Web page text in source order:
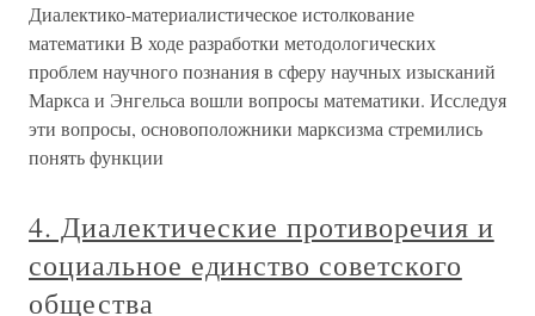
Диалектико-материалистическое истолкование
математики В ходе разработки методологических
проблем научного познания в сферу научных изысканий
Маркса и Энгельса вошли вопросы математики. Исследуя
эти вопросы, основоположники марксизма стремились
понять функции
4. Диалектические противоречия и
социальное единство советского
общества